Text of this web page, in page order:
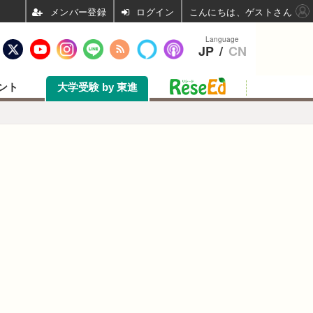
ト 大学受験 by 東進
Language
JP / CN
ログイン こんにちは、ゲストさん